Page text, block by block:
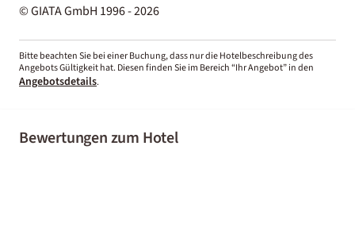
© GIATA GmbH 1996 - 2026
Bitte beachten Sie bei einer Buchung, dass nur die Hotelbeschreibung des
Angebots Gültigkeit hat. Diesen finden Sie im Bereich “Ihr Angebot” in den
Angebotsdetails.
Bewertungen zum Hotel